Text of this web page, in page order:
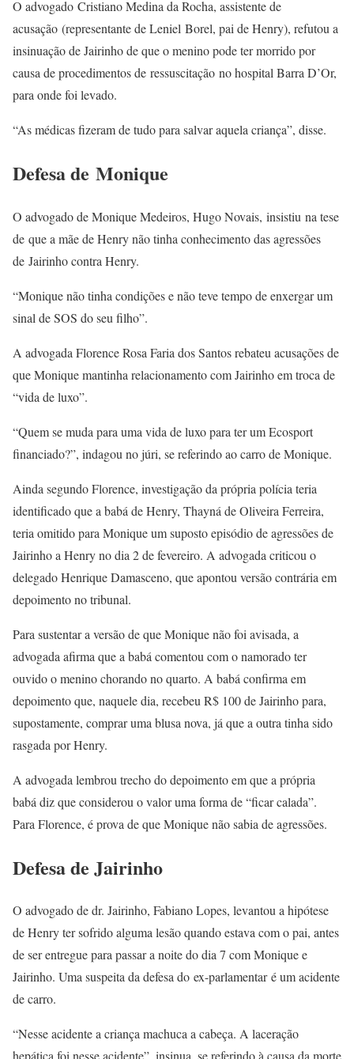
O advogado Cristiano Medina da Rocha, assistente de
acusação (representante de Leniel Borel, pai de Henry), refutou a
insinuação de Jairinho de que o menino pode ter morrido por
causa de procedimentos de ressuscitação no hospital Barra D’Or,
para onde foi levado.
“As médicas fizeram de tudo para salvar aquela criança”, disse.
Defesa de Monique
O advogado de Monique Medeiros, Hugo Novais, insistiu na tese
de que a mãe de Henry não tinha conhecimento das agressões
de Jairinho contra Henry.
“Monique não tinha condições e não teve tempo de enxergar um
sinal de SOS do seu filho”.
A advogada Florence Rosa Faria dos Santos rebateu acusações de
que Monique mantinha relacionamento com Jairinho em troca de
“vida de luxo”.
“Quem se muda para uma vida de luxo para ter um Ecosport
financiado?”, indagou no júri, se referindo ao carro de Monique.
Ainda segundo Florence, investigação da própria polícia teria
identificado que a babá de Henry, Thayná de Oliveira Ferreira,
teria omitido para Monique um suposto episódio de agressões de
Jairinho a Henry no dia 2 de fevereiro. A advogada criticou o
delegado Henrique Damasceno, que apontou versão contrária em
depoimento no tribunal.
Para sustentar a versão de que Monique não foi avisada, a
advogada afirma que a babá comentou com o namorado ter
ouvido o menino chorando no quarto. A babá confirma em
depoimento que, naquele dia, recebeu R$ 100 de Jairinho para,
supostamente, comprar uma blusa nova, já que a outra tinha sido
rasgada por Henry.
A advogada lembrou trecho do depoimento em que a própria
babá diz que considerou o valor uma forma de “ficar calada”.
Para Florence, é prova de que Monique não sabia de agressões.
Defesa de Jairinho
O advogado de dr. Jairinho, Fabiano Lopes, levantou a hipótese
de Henry ter sofrido alguma lesão quando estava com o pai, antes
de ser entregue para passar a noite do dia 7 com Monique e
Jairinho. Uma suspeita da defesa do ex-parlamentar é um acidente
de carro.
“Nesse acidente a criança machuca a cabeça. A laceração